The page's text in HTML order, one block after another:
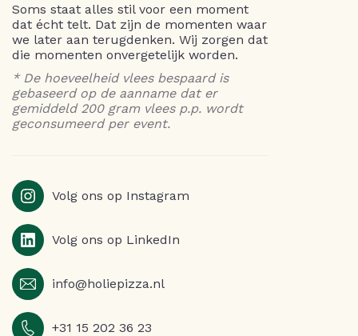
Soms staat alles stil voor een moment
dat écht telt. Dat zijn de momenten waar
we later aan terugdenken. Wij zorgen dat
die momenten onvergetelijk worden.
* De hoeveelheid vlees bespaard is
gebaseerd op de aanname dat er
gemiddeld 200 gram vlees p.p. wordt
geconsumeerd per event.
Volg ons op Instagram
Volg ons op LinkedIn
info@holiepizza.nl
+31 15 202 36 23